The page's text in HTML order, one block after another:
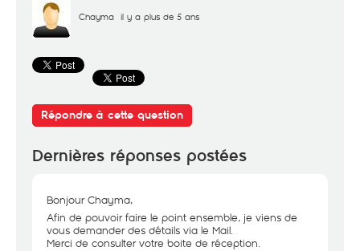
Chayma il y a plus de 5 ans
Répondre à cette question
Dernières réponses postées
Bonjour Chayma,
Afin de pouvoir faire le point ensemble, je viens de
vous demander des détails via le Mail.
Merci de consulter votre boite de réception.